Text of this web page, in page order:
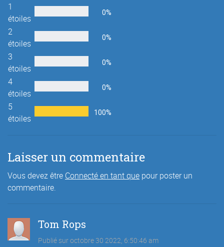
1
étoiles
0%
2
étoiles
0%
3
étoiles
0%
4
étoiles
0%
5
étoiles
100%
Laisser un commentaire
Vous devez être Connecté en tant que pour poster un
commentaire.
Tom Rops
Publié sur octobre 30 2022, 6:50:46 am